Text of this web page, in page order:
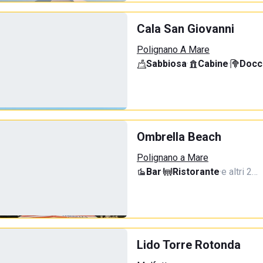
Cala San Giovanni
Polignano A Mare
Sabbiosa· Cabine·
Ombrella Beach
Polignano a Mare
Bar· Ristorante·e altri 2…
Lido Torre Rotonda